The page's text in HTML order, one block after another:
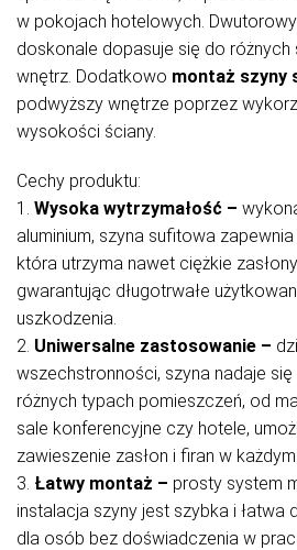
w pokojach hotelowych. Dwutorowy
doskonale dopasuje się do różnych
wnętrz. Dodatkowo montaż szyny
podwyższy wnętrze poprzez
wysokości ściany.
Cechy produktu:
1. Wysoka wytrzymałość –
aluminium, szyna sufitowa
która utrzyma nawet ciężkie
gwarantując długotrwałe
uszkodzenia.
2. Uniwersalne zastosowanie –
wszechstronności, szyna nadaje
różnych typach pomieszczeń, od
sale konferencyjne czy hotele,
zawieszenie zasłon i firan w
3. Łatwy montaż – prosty system
instalacja szyny jest szybka i łatwa
dla osób bez doświadczenia w